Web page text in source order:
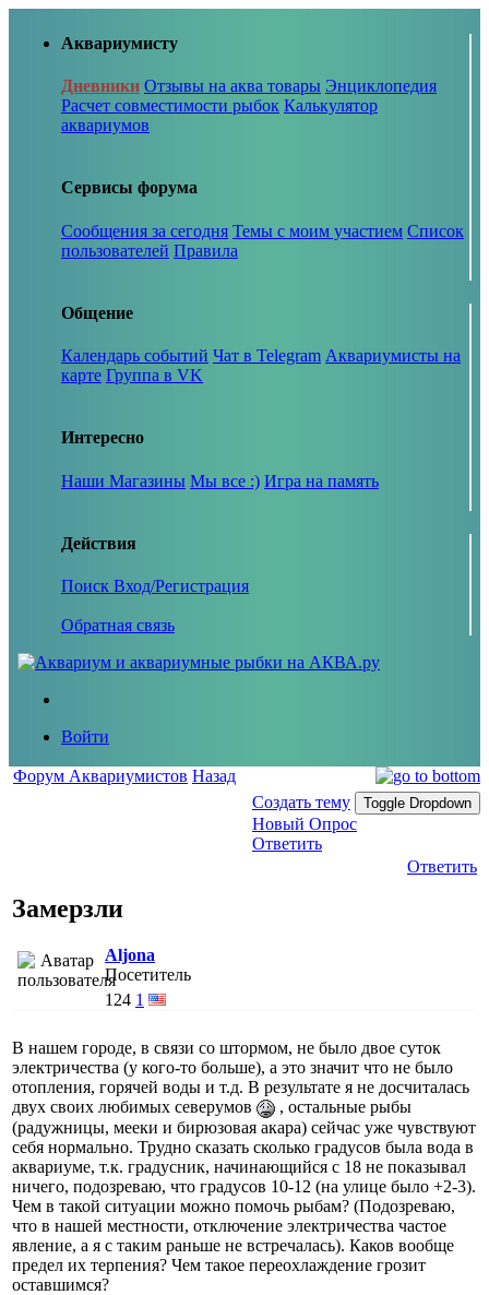
Аквариумисту
Дневники Отзывы на аква товары Энциклопедия
Расчет совместимости рыбок Калькулятор
аквариумов
Сервисы форума
Сообщения за сегодня Темы с моим участием Список
пользователей Правила
Общение
Календарь событий Чат в Telegram Аквариумисты на
карте Группа в VK
Интересно
Наши Магазины Мы все :) Игра на память
Действия
Поиск Вход/Регистрация
Обратная связь
Войти
Форум Аквариумистов Назад
Создать тему
Toggle Dropdown
Новый Опрос
Ответить
Ответить
Замерзли
Aljona
Посетитель
124 1
В нашем городе, в связи со штормом, не было двое суток
электричества (у кого-то больше), а это значит что не было
отопления, горячей воды и т.д. В результате я не досчиталась
двух своих любимых северумов
, остальные рыбы
(радужницы, мееки и бирюзовая акара) сейчас уже чувствуют
себя нормально. Трудно сказать сколько градусов была вода в
аквариуме, т.к. градусник, начинающийся с 18 не показывал
ничего, подозреваю, что градусов 10-12 (на улице было +2-3).
Чем в такой ситуации можно помочь рыбам? (Подозреваю,
что в нашей местности, отключение электричества частое
явление, а я с таким раньше не встречалась). Каков вообще
предел их терпения? Чем такое переохлаждение грозит
оставшимся?